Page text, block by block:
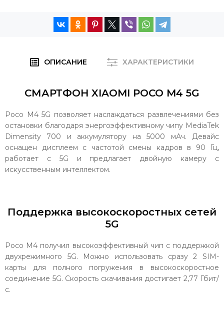
ОПИСАНИЕ ХАРАКТЕРИСТИКИ
СМАРТФОН XIAOMI POCO M4 5G
Poco M4 5G позволяет наслаждаться развлечениями без
остановки благодаря энергоэффективному чипу MediaTek
Dimensity 700 и аккумулятору на 5000 мАч. Девайс
оснащен дисплеем с частотой смены кадров в 90 Гц,
работает с 5G и предлагает двойную камеру с
искусственным интеллектом.
Поддержка высокоскоростных сетей
5G
Poco M4 получил высокоэффективный чип с поддержкой
двухрежимного 5G. Можно использовать сразу 2 SIM-
карты для полного погружения в высокоскоростное
соединение 5G. Скорость скачивания достигает 2,77 Гбит/
с.